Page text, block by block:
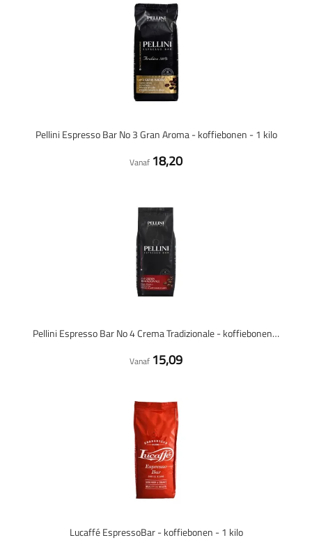
Pellini Espresso Bar No 3 Gran Aroma - koffiebonen - 1 kilo
Vanaf 18,20
Pellini Espresso Bar No 4 Crema Tradizionale - koffiebonen - 1 kilo
Vanaf 15,09
Lucaffé EspressoBar - koffiebonen - 1 kilo